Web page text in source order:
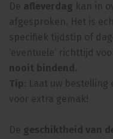
De afleverdag kan in
afgesproken. Het is
specifiek tijdstip of
‘eventuele’ richttijd
nooit bindend.
Tip : Laat uw
voor extra gemak!
De geschiktheid van